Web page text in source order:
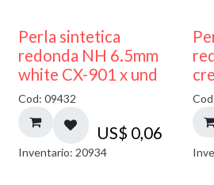
Perla sintetica
redonda NH 6.5mm
white CX-901 x und
Cod: 09432
US$ 0,06
Inventario: 20934